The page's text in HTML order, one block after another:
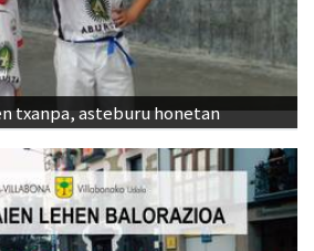
txanpa, asteburu honetan